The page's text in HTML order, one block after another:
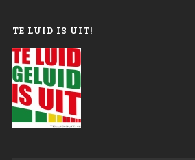
TE LUID IS UIT!